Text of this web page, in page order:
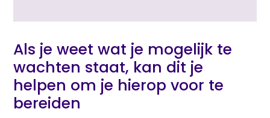
Als je weet wat je mogelijk te
wachten staat, kan dit je
helpen om je hierop voor te
bereiden